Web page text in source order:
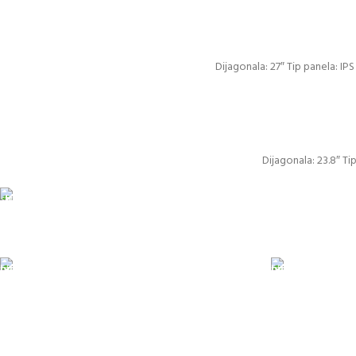
Dijagonala: 27″ Tip panela:
Dijagonala: 23.8″